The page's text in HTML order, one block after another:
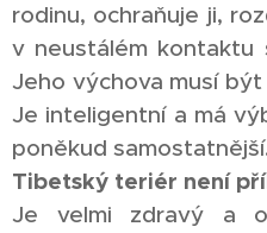
rodinu, ochraňuje ji,
v neustálém kontaktu
Jeho výchova musí
Je inteligentní a má
poněkud
Tibetský teriér není
Je velmi zdravý a